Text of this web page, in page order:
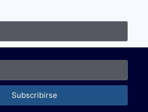
Subscribirse